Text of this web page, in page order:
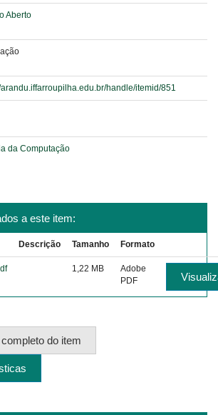
Aberto
arandu.iffarroupilha.edu.br/handle/itemid/851
da Computação
a este item:
Descrição Tamanho Formato
1,22 MB
Adobe
PDF
do item